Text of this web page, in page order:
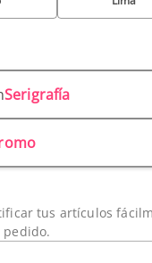
Serigrafía
tus artículos